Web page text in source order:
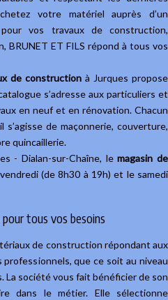
votre matériel auprès d’un
vos travaux de construction,
BRUNET ET FILS répond à tous vos
de construction à Jurques propose
s’adresse aux particuliers et
en neuf et en rénovation. Chacun
de maçonnerie, couverture,
quincaillerie.
- Dialan-sur-Chaîne, lemagasin de
(de 8h30 à 19h) et le samedi
tous vos besoins
de construction répondant aux
que ce soit au niveau
La société vous fait bénéficier de son
dans le métier. Elle sélectionne